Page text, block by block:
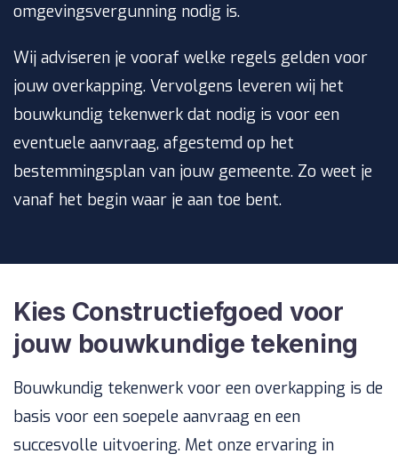
omgevingsvergunning nodig is.
Wij adviseren je vooraf welke regels gelden voor
jouw overkapping. Vervolgens leveren wij het
bouwkundig tekenwerk dat nodig is voor een
eventuele aanvraag, afgestemd op het
bestemmingsplan van jouw gemeente. Zo weet je
vanaf het begin waar je aan toe bent.
Kies Constructiefgoed voor
jouw bouwkundige tekening
Bouwkundig tekenwerk voor een overkapping is de
basis voor een soepele aanvraag en een
succesvolle uitvoering. Met onze ervaring in